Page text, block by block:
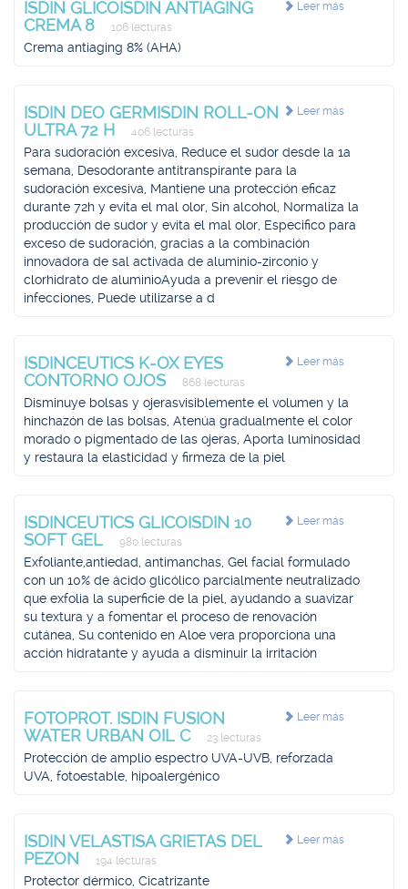
Leer más
ISDIN GLICOISDIN ANTIAGING
CREMA 8
106 lecturas
Crema antiaging 8% (AHA)
Leer más
ISDIN DEO GERMISDIN ROLL-ON
ULTRA 72 H
406 lecturas
Para sudoración excesiva, Reduce el sudor desde la 1a
semana, Desodorante antitranspirante para la
sudoración excesiva, Mantiene una protección eficaz
durante 72h y evita el mal olor, Sin alcohol, Normaliza la
producción de sudor y evita el mal olor, Especifico para
exceso de sudoración, gracias a la combinación
innovadora de sal activada de aluminio-zirconio y
clorhidrato de aluminioAyuda a prevenir el riesgo de
infecciones, Puede utilizarse a d
Leer más
ISDINCEUTICS K-OX EYES
CONTORNO OJOS
868 lecturas
Disminuye bolsas y ojerasvisiblemente el volumen y la
hinchazón de las bolsas, Atenúa gradualmente el color
morado o pigmentado de las ojeras, Aporta luminosidad
y restaura la elasticidad y firmeza de la piel
Leer más
ISDINCEUTICS GLICOISDIN 10
SOFT GEL
980 lecturas
Exfoliante,antiedad, antimanchas, Gel facial formulado
con un 10% de ácido glicólico parcialmente neutralizado
que exfolia la superficie de la piel, ayudando a suavizar
su textura y a fomentar el proceso de renovación
cutánea, Su contenido en Aloe vera proporciona una
acción hidratante y ayuda a disminuir la irritación
Leer más
FOTOPROT. ISDIN FUSION
WATER URBAN OIL C
23 lecturas
Protección de amplio espectro UVA-UVB, reforzada
UVA, fotoestable, hipoalergénico
Leer más
ISDIN VELASTISA GRIETAS DEL
PEZON
194 lecturas
Protector dérmico, Cicatrizante